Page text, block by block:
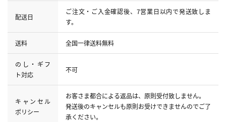
配送日
ご注文・ご入金確認後、7営業日以内で発送致しま
す。
送料 全国一律送料無料
のし・ギフ
ト対応
不可
キャンセル
ポリシー
お客さま都合による返品は、原則受付致しません。
発送後のキャンセルも原則お受けできませんのでご了
承ください。